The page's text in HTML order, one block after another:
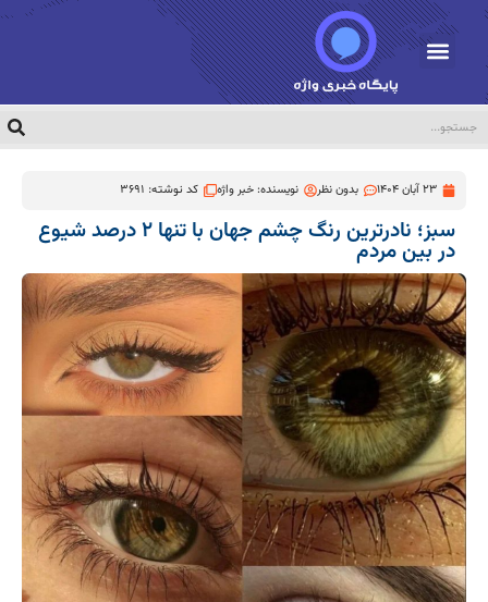
23 آبان 1404 بدون نظر نویسنده:خبر واژه کد نوشته: 3691
سبز؛ نادرترین رنگ چشم جهان با تنها ۲ درصد شیوع
در بین مردم